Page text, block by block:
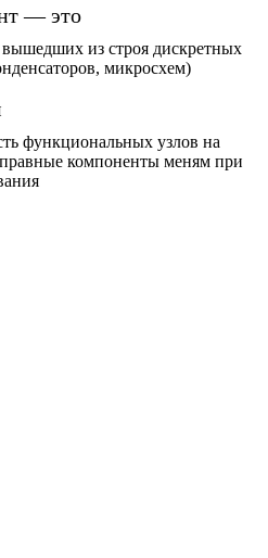
— это
из строя дискретных
микросхем)
функциональных узлов на
компоненты меням при